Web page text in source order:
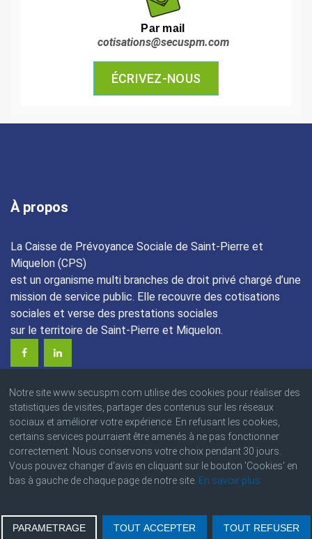
Par mail
cotisations@secuspm.com
ÉCRIVEZ-NOUS
À propos
La Caisse de Prévoyance Sociale de Saint-Pierre et
Miquelon (CPS)
est un organisme multi branches de droit privé chargé d’une
mission de service public. Elle recouvre des cotisations
sociales et verse des prestations sociales
sur le territoire de Saint-Pierre et Miquelon.
© 2023 Caisse de Prévoyance Sociale
Angle des boulevards Colmay et Thélot • BP : 4220
97500 Saint-Pierre et Miquelon
Notre site www.secuspm.com utilise des cookies pour réaliser des
statistiques de visites, partager des contenus sur les réseaux
sociaux et améliorer votre expérience. En refusant les cookies,
certains services pourraient être amenés à ne pas fonctionner
correctement. Nous conservons votre choix pendant 30 jours.
Vous pouvez changer d'avis en cliquant sur le bouton 'Cookies' en
bas à gauche de chaque page de notre site. En savoir plus
PARAMETRAGE TOUT ACCEPTER TOUT REFUSER
Ameli.fr Caf.fr |Urssaf.fr| Lassuranceretraite.fr